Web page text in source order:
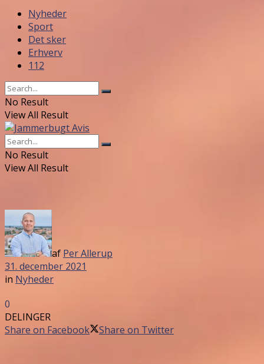
Nyheder
Sport
Det sker
Erhverv
112
No Result
View All Result
No Result
View All Result
af Per Allerup
31. december 2021
in Nyheder
0
DELINGER
Share on Facebook
Share on Twitter